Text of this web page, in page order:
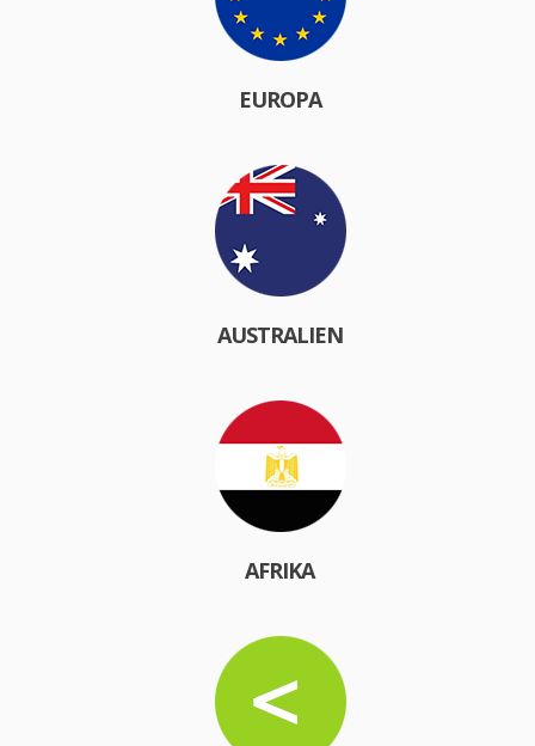
EUROPA
AUSTRALIEN
AFRIKA